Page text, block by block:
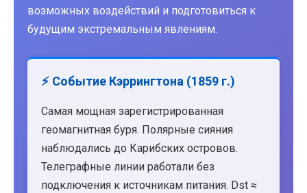
возможных воздействий и подготовиться к
будущим экстремальным явлениям.
⚡ Событие Кэррингтона (1859 г.)
Самая мощная зарегистрированная
геомагнитная буря. Полярные сияния
наблюдались до Карибских островов.
Телеграфные линии работали без
подключения к источникам питания. Dst ≈